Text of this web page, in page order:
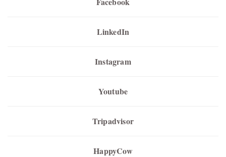
LinkedIn
Instagram
Youtube
Tripadvisor
HappyCow